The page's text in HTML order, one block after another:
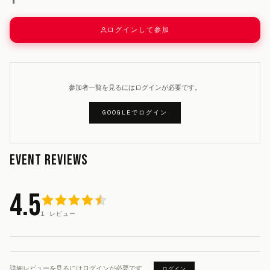
ログインして参加
参加者一覧を見るにはログインが必要です。
GOOGLEでログイン
EVENT REVIEWS
4.51 レビュー